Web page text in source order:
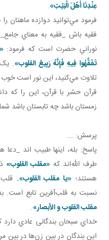
عِنْدِنَا أَهْلَ الْبَيْتِ».
فرمود مي‌توانيد دوازده ماهتان
فقيه باش _فقيه به معناي
نوراني حضرت است که فرمود:
تَفَقَّهُوا فِيهِ فَإِنَّهُ رَبِيعُ القلوب». يک
تلاوت مي‌کنيد، اين نور است
قرآن حشر با قرآن، اين را که
زمستان باشد چه تابستان باشد
پرسش: ...
پاسخ: بله، اينها طبيب اند
طرف الله‌اند که «مقلب القلوب»
هستند؛ «يا مقلب القلوب».
نسبت به قلب‌آفرين تابع
مقلب القلوب و الأبصار».
خداي سبحان بندگانی عادي دارد
اين بندگان در بين زن‌ها در